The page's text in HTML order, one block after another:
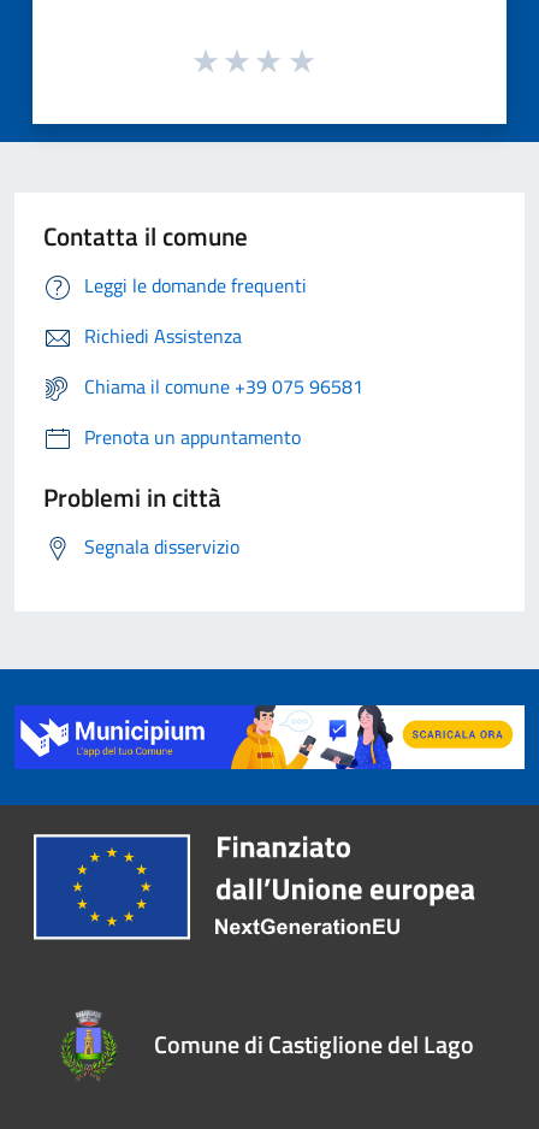
Contatta il comune
Leggi le domande frequenti
Richiedi Assistenza
Chiama il comune +39 075 96581
Prenota un appuntamento
Problemi in città
Segnala disservizio
Comune di Castiglione del Lago